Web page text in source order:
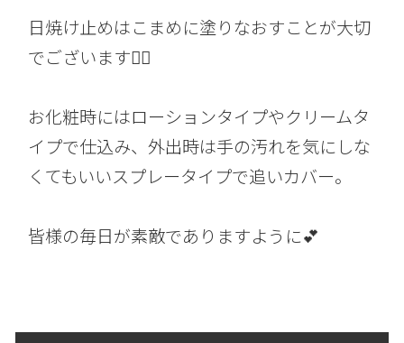
日焼け止めはこまめに塗りなおすことが大切
でございます🙆‍♀️
お化粧時にはローションタイプやクリームタ
イプで仕込み、外出時は手の汚れを気にしな
くてもいいスプレータイプで追いカバー。
皆様の毎日が素敵でありますように💕